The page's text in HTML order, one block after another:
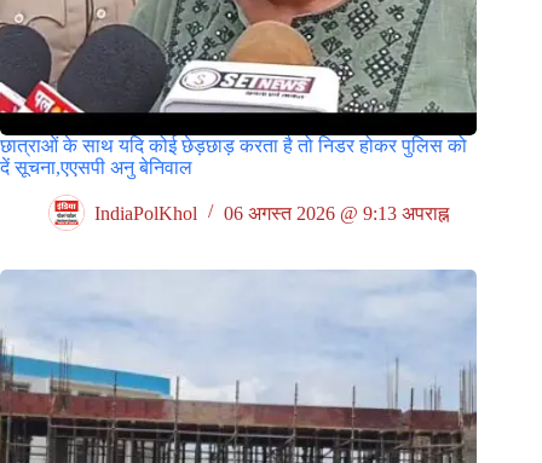
छात्राओं के साथ यदि कोई छेड़छाड़ करता है तो निडर होकर पुलिस को
दें सूचना,एएसपी अनु बेनिवाल
IndiaPolKhol 06 अगस्त 2026 @ 9:13 अपराह्न